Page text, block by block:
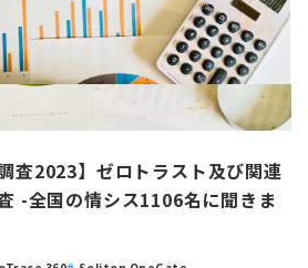
査2023】ゼロトラスト及び関連
-全国の情シス1106名に聞きま